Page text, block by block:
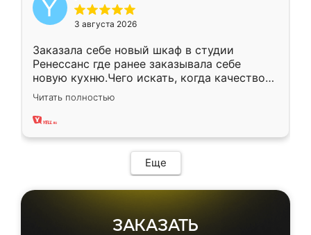
3 августа 2026
Заказала себе новый шкаф в студии
Ренессанс где ранее заказывала себе
новую кухню.Чего искать, когда качеством
вполне довольна. Служит кухня уже почти
два года, нареканий нет.
Читать полностью
Еще
ЗАКАЗАТЬ